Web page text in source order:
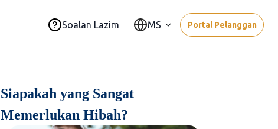
Soalan Lazim MS Portal Pelanggan
Siapakah yang Sangat
Memerlukan Hibah?